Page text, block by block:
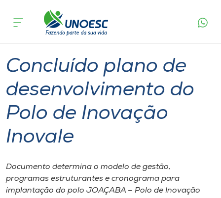
Cursos
Pesquisa
Atendimento ao Estudante
Portal de Ensino
A
Unoesc
acontece
Concluído plano de
desenvolvimento do
Polo de Inovação
Inovale
Documento determina o modelo de gestão,
programas estruturantes e cronograma para
implantação do polo JOAÇABA – Polo de Inovação